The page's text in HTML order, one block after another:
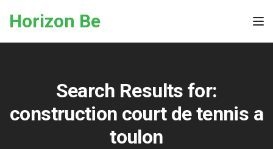
Horizon Be
Search Results for:
construction court de tennis a
toulon